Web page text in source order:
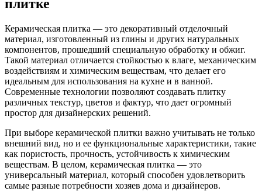
плитке
Керамическая плитка — это декоративный отделочный
материал, изготовленный из глины и других натуральных
компонентов, прошедший специальную обработку и обжиг.
Такой материал отличается стойкостью к влаге, механическим
воздействиям и химическим веществам, что делает его
идеальным для использования на кухне и в ванной.
Современные технологии позволяют создавать плитку
различных текстур, цветов и фактур, что дает огромный
простор для дизайнерских решений.
При выборе керамической плитки важно учитывать не только
внешний вид, но и ее функциональные характеристики, такие
как пористость, прочность, устойчивость к химическим
веществам. В целом, керамическая плитка — это
универсальный материал, который способен удовлетворить
самые разные потребности хозяев дома и дизайнеров.